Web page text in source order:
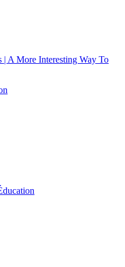
A More Interesting Way To